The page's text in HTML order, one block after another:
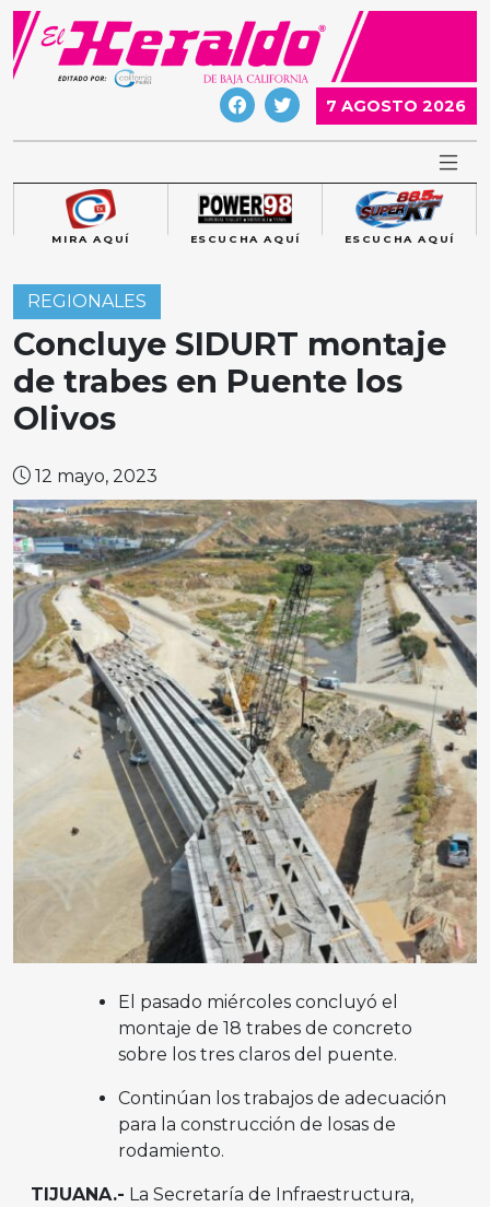
Skip
content
7 AGOSTO 2026
MIRA AQUÍ ESCUCHA AQUÍ ESCUCHA AQUÍ
REGIONALES
Concluye SIDURT montaje
de trabes en Puente los
Olivos
12 mayo, 2023
El pasado miércoles concluyó el
montaje de 18 trabes de concreto
sobre los tres claros del puente.
Continúan los trabajos de adecuación
para la construcción de losas de
rodamiento.
TIJUANA.- La Secretaría de Infraestructura,